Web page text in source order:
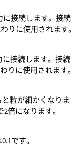
に接続します。接続
りに使用されます。
に接続します。接続
りに使用されます。
粒が細かくなりま
2倍になります。
です。